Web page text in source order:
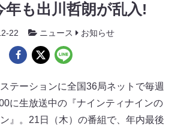
年も出川哲朗が乱入!
22 ニュース お知らせ
テーションに全国36局ネットで毎週
に生放送中の『ナインティナインの
』。21日（木）の番組で、年内最後